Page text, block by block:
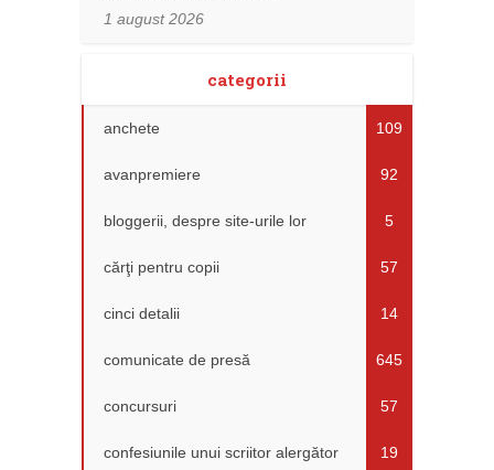
1 august 2026
categorii
anchete 109
avanpremiere 92
bloggerii, despre site-urile lor 5
cărţi pentru copii 57
cinci detalii 14
comunicate de presă 645
concursuri 57
confesiunile unui scriitor alergător 19